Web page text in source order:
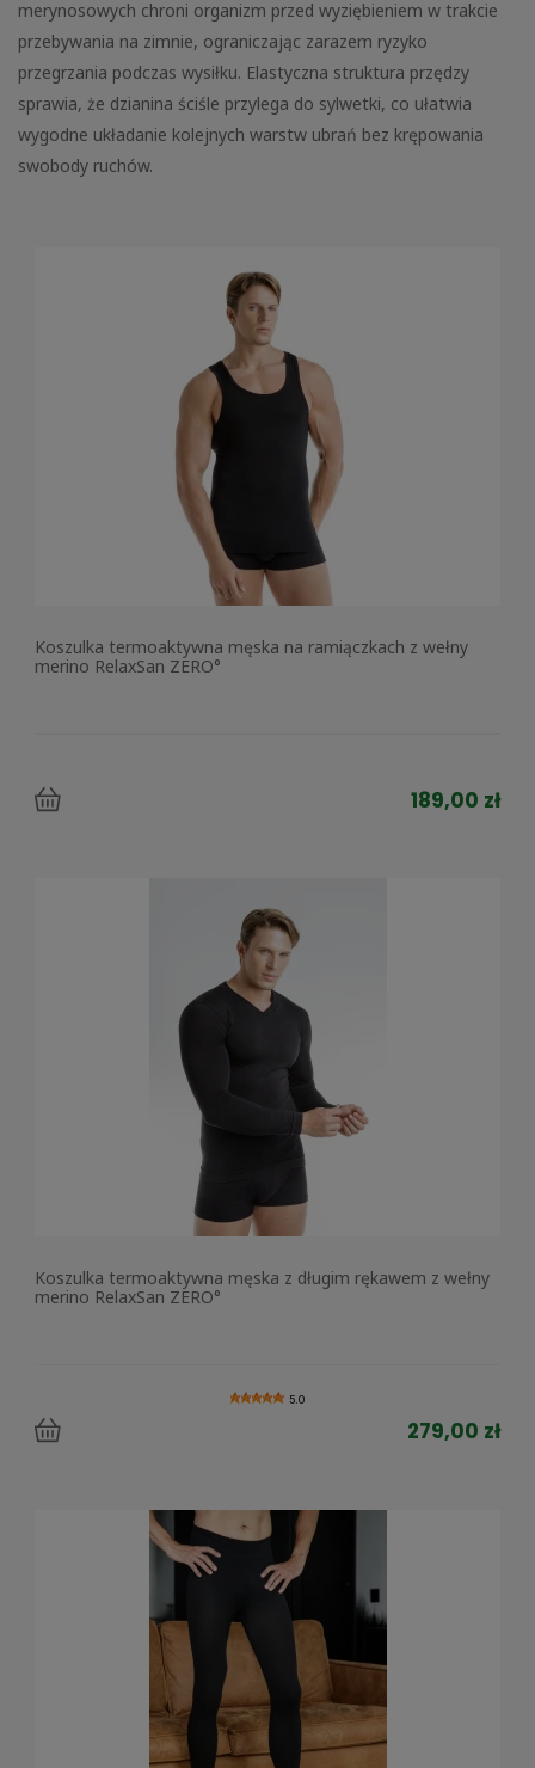
merynosowych chroni organizm przed wyziębieniem w trakcie
przebywania na zimnie, ograniczając zarazem ryzyko
przegrzania podczas wysiłku. Elastyczna struktura przędzy
sprawia, że dzianina ściśle przylega do sylwetki, co ułatwia
wygodne układanie kolejnych warstw ubrań bez krępowania
swobody ruchów.
Koszulka termoaktywna męska na ramiączkach z wełny
merino RelaxSan ZERO°
189,00 zł
Koszulka termoaktywna męska z długim rękawem z wełny
merino RelaxSan ZERO°
5.0
279,00 zł